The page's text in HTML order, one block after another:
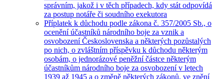
správním, jakož i v těch případech, kdy stát odpovídá
za postup notáře či soudního exekutora
Příplatek k důchodu podle zákona č. 357/2005 Sb., o
ocenění účastníků národního boje za vznik a
osvobození Československa a některých pozůstalých
po nich, o zvláštním příspěvku k důchodu některým
osobám, o jednorázové peněžní částce některým
účastníkům národního boje za osvobození v letech
1939 až 1945 a o změně některých zákonů, ve znění